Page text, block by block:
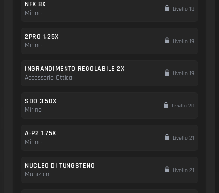
NFX 8X
Mirino
Livello 18
2PRO 1,25X
Mirino
Livello 19
INGRANDIMENTO REGOLABILE 2X
Accessorio Ottica
Livello 19
SDO 3,50X
Mirino
Livello 20
A-P2 1.75X
Mirino
Livello 21
NUCLEO DI TUNGSTENO
Munizioni
Livello 21